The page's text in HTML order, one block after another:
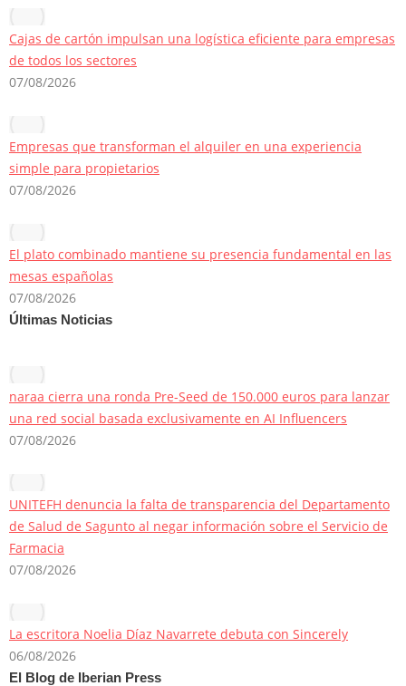
Cajas de cartón impulsan una logística eficiente para empresas
de todos los sectores
07/08/2026
Empresas que transforman el alquiler en una experiencia
simple para propietarios
07/08/2026
El plato combinado mantiene su presencia fundamental en las
mesas españolas
07/08/2026
Últimas Noticias
naraa cierra una ronda Pre-Seed de 150.000 euros para lanzar
una red social basada exclusivamente en AI Influencers
07/08/2026
UNITEFH denuncia la falta de transparencia del Departamento
de Salud de Sagunto al negar información sobre el Servicio de
Farmacia
07/08/2026
La escritora Noelia Díaz Navarrete debuta con Sincerely
06/08/2026
El Blog de Iberian Press